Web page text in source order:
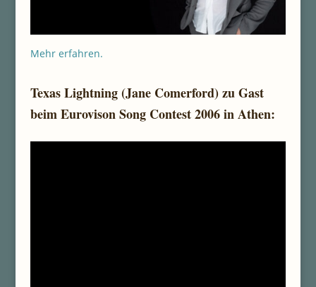
Mehr erfahren.
Texas Lightning (Jane Comerford) zu Gast
beim Eurovison Song Contest 2006 in Athen: